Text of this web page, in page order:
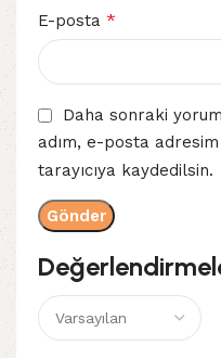
E-posta *
Daha sonraki
adım, e-posta
tarayıcıya kaydedilsin.